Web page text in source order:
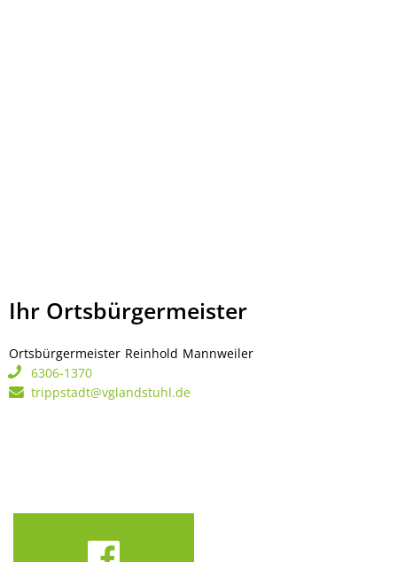
Ihr Ortsbürgermeister
Ortsbürgermeister Reinhold Mannweiler
6306-1370
trippstadt@vglandstuhl.de